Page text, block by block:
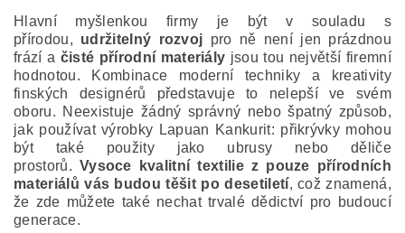
Hlavní myšlenkou firmy je být v souladu s
přírodou, udržitelný rozvoj pro ně není jen prázdnou
frází a čisté přírodní materiály jsou tou největší firemní
hodnotou. Kombinace moderní techniky a kreativity
finských designérů představuje to nelepší ve svém
oboru. Neexistuje žádný správný nebo špatný způsob,
jak používat výrobky Lapuan Kankurit: přikrývky mohou
být také použity jako ubrusy nebo děliče
prostorů. Vysoce kvalitní textilie z pouze přírodních
materiálů vás budou těšit po desetiletí, což znamená,
že zde můžete také nechat trvalé dědictví pro budoucí
generace.